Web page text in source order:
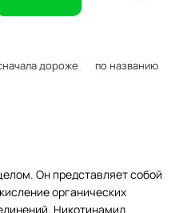
дороже по названию
Он представляет собой
органических
Никотинамид